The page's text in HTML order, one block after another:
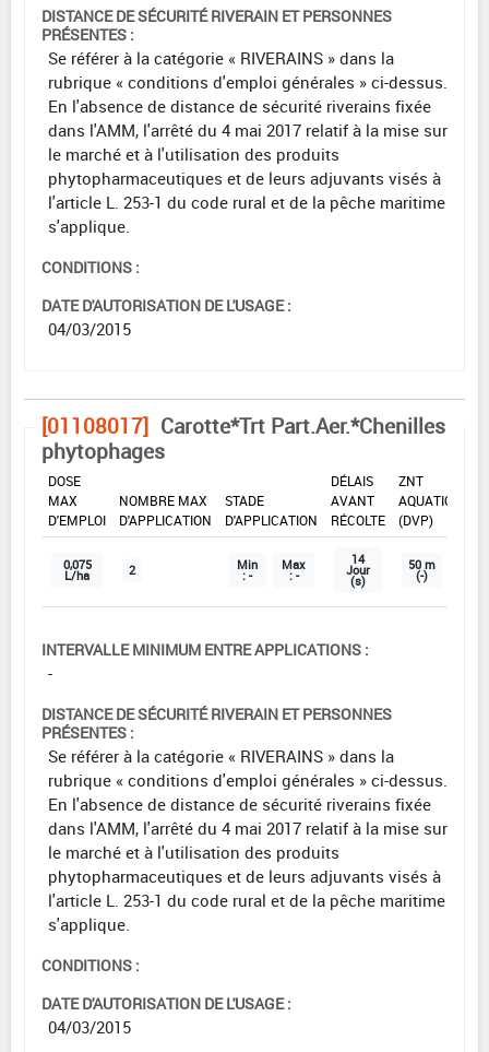
DISTANCE DE SÉCURITÉ RIVERAIN ET PERSONNES
PRÉSENTES :
Se référer à la catégorie « RIVERAINS » dans la
rubrique « conditions d'emploi générales » ci-dessus.
En l'absence de distance de sécurité riverains fixée
dans l'AMM, l'arrêté du 4 mai 2017 relatif à la mise sur
le marché et à l'utilisation des produits
phytopharmaceutiques et de leurs adjuvants visés à
l'article L. 253-1 du code rural et de la pêche maritime
s'applique.
CONDITIONS :
DATE D'AUTORISATION DE L'USAGE :
04/03/2015
[01108017] Carotte*Trt Part.Aer.*Chenilles
phytophages
DOSE
MAX
D'EMPLOI
NOMBRE MAX
D'APPLICATION
STADE
D'APPLICATION
DÉLAIS
AVANT
RÉCOLTE
ZNT
AQUATIQUE
(DVP)
0,075
L/ha 2 Min
: -
Max
: -
14
Jour
(s)
50 m
(-)
INTERVALLE MINIMUM ENTRE APPLICATIONS :
-
DISTANCE DE SÉCURITÉ RIVERAIN ET PERSONNES
PRÉSENTES :
Se référer à la catégorie « RIVERAINS » dans la
rubrique « conditions d'emploi générales » ci-dessus.
En l'absence de distance de sécurité riverains fixée
dans l'AMM, l'arrêté du 4 mai 2017 relatif à la mise sur
le marché et à l'utilisation des produits
phytopharmaceutiques et de leurs adjuvants visés à
l'article L. 253-1 du code rural et de la pêche maritime
s'applique.
CONDITIONS :
DATE D'AUTORISATION DE L'USAGE :
04/03/2015